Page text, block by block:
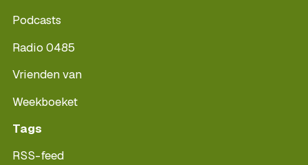
Podcasts
Radio 0485
Vrienden van
Weekboeket
Tags
RSS-feed